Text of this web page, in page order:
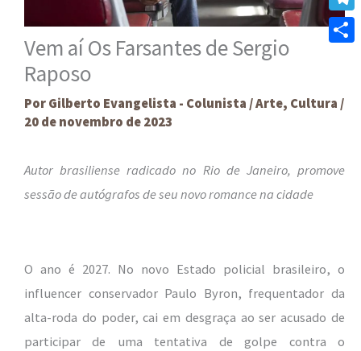
Vem aí Os Farsantes de Sergio
Raposo
Por Gilberto Evangelista - Colunista /Arte, Cultura /
20 de novembro de 2023
Autor brasiliense radicado no Rio de Janeiro, promove
sessão de autógrafos de seu novo romance na cidade
O ano é 2027. No novo Estado policial brasileiro, o
influencer conservador Paulo Byron, frequentador da
alta-roda do poder, cai em desgraça ao ser acusado de
participar de uma tentativa de golpe contra o